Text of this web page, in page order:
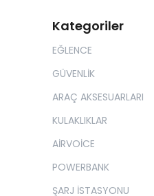
Kategoriler
EĞLENCE
GÜVENLİK
ARAÇ AKSESUARLARI
KULAKLIKLAR
AİRVOİCE
POWERBANK
ŞARJ İSTASYONU